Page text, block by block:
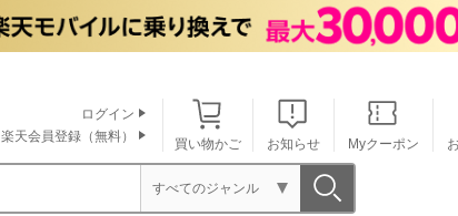
買い物かご お知らせ Myクーポン
ログイン
楽天会員登録（無料）
すべてのジャンル